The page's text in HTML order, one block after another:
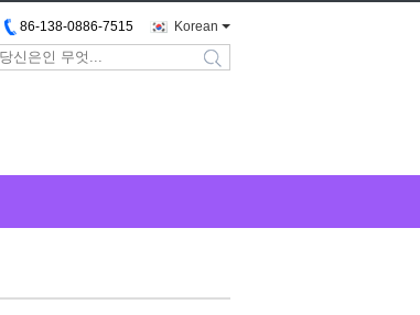
Korean
86-138-0886-7515
search